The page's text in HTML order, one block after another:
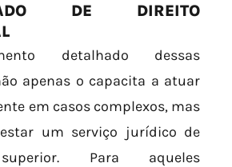
DE DIREITO
detalhado dessas
apenas o capacita a atuar
em casos complexos, mas
um serviço jurídico de
Para aqueles